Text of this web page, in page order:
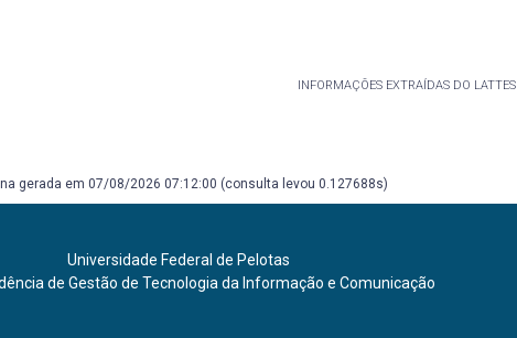
INFORMAÇÕES EXTRAÍDAS DO LATTES
gerada em 07/08/2026 07:12:00 (consulta levou 0.127688s)
Universidade Federal de Pelotas
de Gestão de Tecnologia da Informação e Comunicação